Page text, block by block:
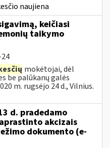
naujiena
keičiasi
taikymo
mokėtojai, dėl
be palūkanų galės
m. rugsėjo 24 d., Vilnius.
d. pradedamo
akcizais
dokumento (e-